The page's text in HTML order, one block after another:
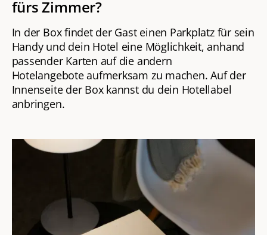
fürs Zimmer?
In der Box findet der Gast einen Parkplatz für sein
Handy und dein Hotel eine Möglichkeit, anhand
passender Karten auf die andern
Hotelangebote aufmerksam zu machen. Auf der
Innenseite der Box kannst du dein Hotellabel
anbringen.